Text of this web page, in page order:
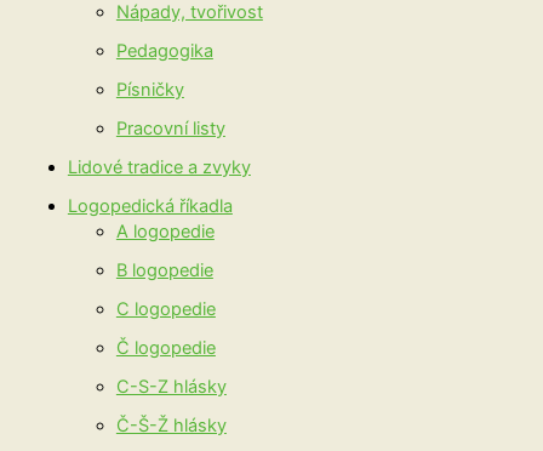
Nápady, tvořivost
Pedagogika
Písničky
Pracovní listy
Lidové tradice a zvyky
Logopedická říkadla
A logopedie
B logopedie
C logopedie
Č logopedie
C-S-Z hlásky
Č-Š-Ž hlásky